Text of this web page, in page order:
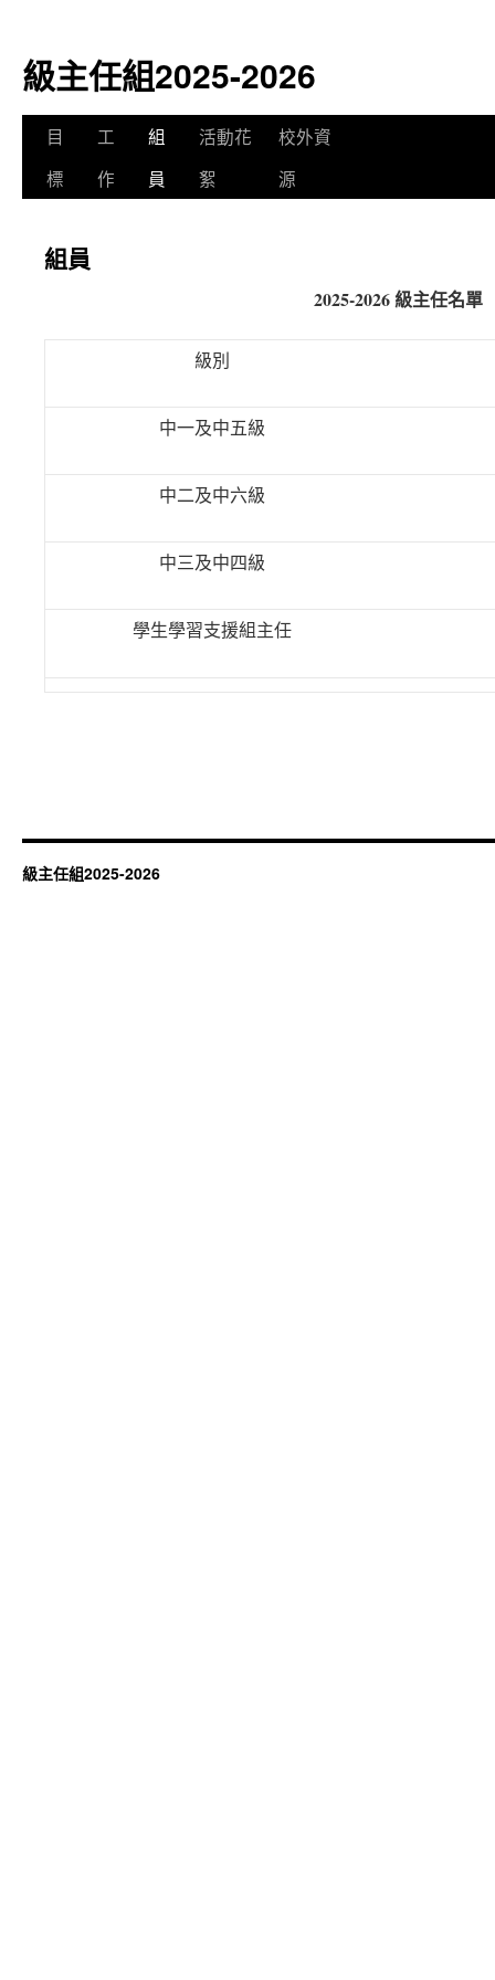
級主任組2025-2026
目
標
工
作
組
員
活動花
絮
校外資
源
組員
2025-2026 級主任名單
級別
中一及中五級
中二及中六級
中三及中四級
學生學習支援組主任
級主任組2025-2026